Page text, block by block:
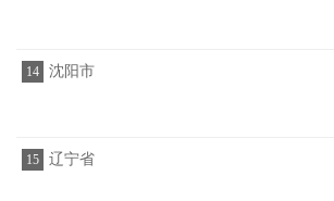
14 沈阳市
15 辽宁省